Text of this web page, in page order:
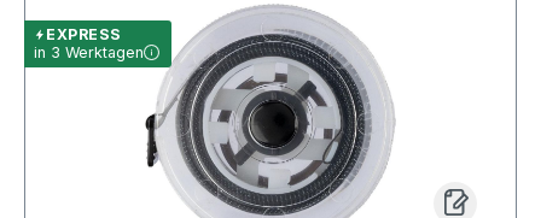
EXPRESS
in 3 Werktagen